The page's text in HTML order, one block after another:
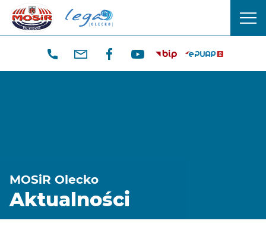
CENTRUM
SPORTU
REKREACJI
MOSiR Olecko
Aktualności